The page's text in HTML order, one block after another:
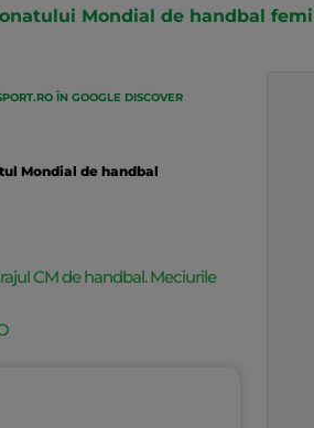
Mondial de handbal
ÎN GOOGLE DISCOVER
Mondial de handbal
CM de handbal. Meciurile